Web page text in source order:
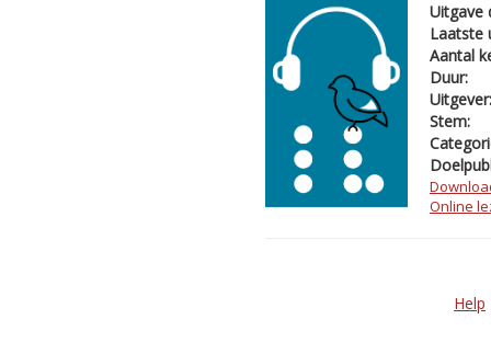
Uitgave
Laatste
Aantal
Duur:
Uitgever:
Stem:
Online
Help